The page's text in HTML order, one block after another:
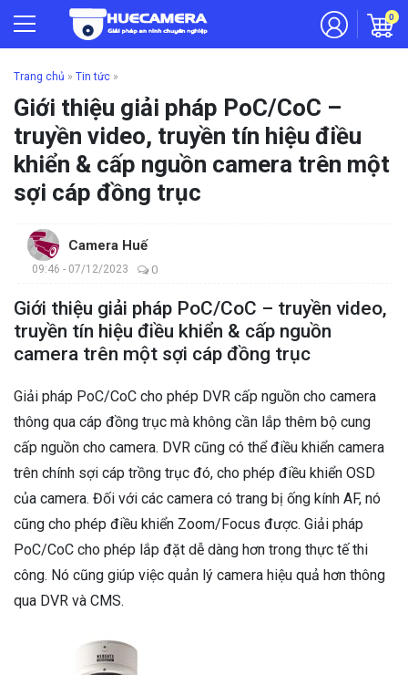
0
Trang chủ » Tin tức »
Giới thiệu giải pháp PoC/CoC –
truyền video, truyền tín hiệu điều
khiển & cấp nguồn camera trên một
sợi cáp đồng trục
Camera Huế
09:46 - 07/12/2023 0
Giới thiệu giải pháp PoC/CoC – truyền video,
truyền tín hiệu điều khiển & cấp nguồn
camera trên một sợi cáp đồng trục
Giải pháp PoC/CoC cho phép DVR cấp nguồn cho camera
thông qua cáp đồng trục mà không cần lắp thêm bộ cung
cấp nguồn cho camera. DVR cũng có thể điều khiển camera
trên chính sợi cáp trồng trục đó, cho phép điều khiển OSD
của camera. Đối với các camera có trang bị ống kính AF, nó
cũng cho phép điều khiển Zoom/Focus được. Giải pháp
PoC/CoC cho phép lắp đặt dễ dàng hơn trong thực tế thi
công. Nó cũng giúp việc quản lý camera hiệu quả hơn thông
qua DVR và CMS.